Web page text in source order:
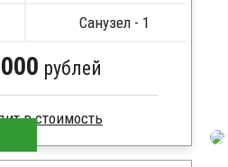
нагеля, джут
Санузел - 1
рублей